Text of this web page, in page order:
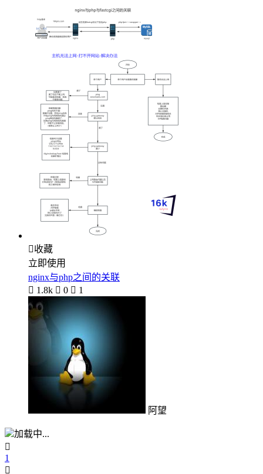
收藏
立即使用
nginx与php之间的关联
 1.8k  0  1
阿望
加载中...

1
